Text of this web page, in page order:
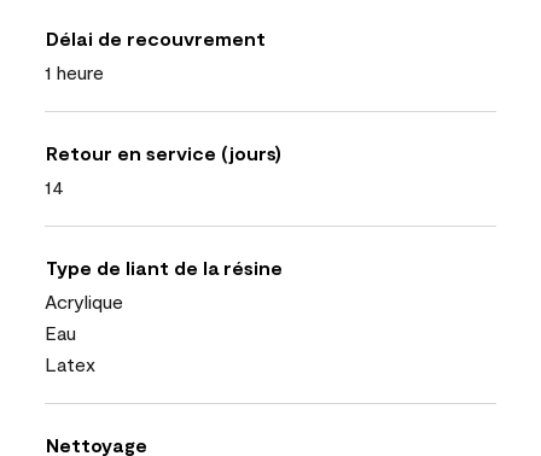
Délai de recouvrement
1 heure
Retour en service (jours)
14
Type de liant de la résine
Acrylique
Eau
Latex
Nettoyage